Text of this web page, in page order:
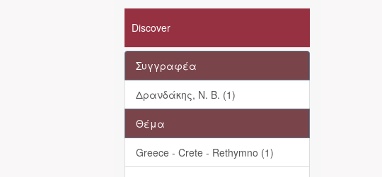
Discover
Συγγραφέα
Δρανδάκης, Ν. Β. (1)
Θέμα
Greece - Crete - Rethymno (1)